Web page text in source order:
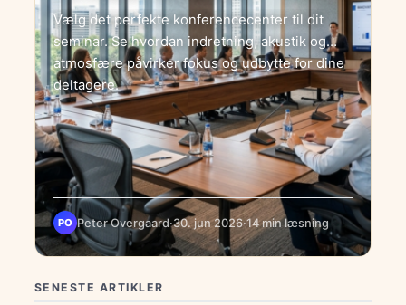
Vælg det perfekte konferencecenter til dit
seminar. Se hvordan indretning, akustik og
atmosfære påvirker fokus og udbytte for dine
deltagere.
PO Peter Overgaard·30. jun 2026·14 min læsning
SENESTE ARTIKLER